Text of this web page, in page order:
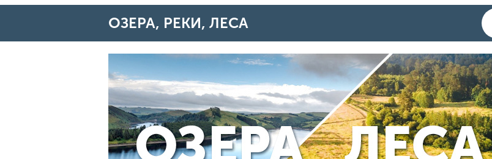
ОЗЕРА, РЕКИ, ЛЕСА